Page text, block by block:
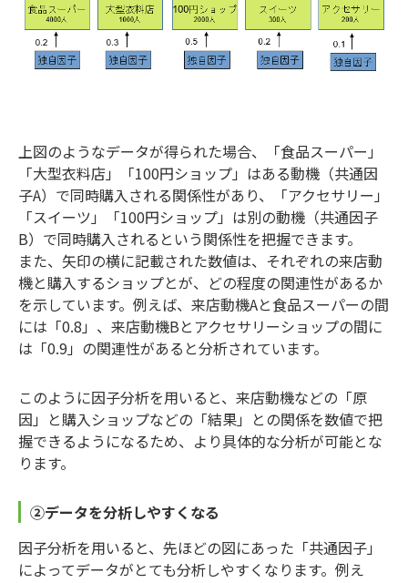
上図のようなデータが得られた場合、「食品スーパー」
「大型衣料店」「100円ショップ」はある動機（共通因
子A）で同時購入される関係性があり、「アクセサリー」
「スイーツ」「100円ショップ」は別の動機（共通因子
B）で同時購入されるという関係性を把握できます。
また、矢印の横に記載された数値は、それぞれの来店動
機と購入するショップとが、どの程度の関連性があるか
を示しています。例えば、来店動機Aと食品スーパーの間
には「0.8」、来店動機Bとアクセサリーショップの間に
は「0.9」の関連性があると分析されています。
このように因子分析を用いると、来店動機などの「原
因」と購入ショップなどの「結果」との関係を数値で把
握できるようになるため、より具体的な分析が可能とな
ります。
②データを分析しやすくなる
因子分析を用いると、先ほどの図にあった「共通因子」
によってデータがとても分析しやすくなります。例え